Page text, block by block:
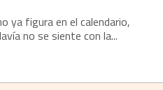
ya figura en el calendario,
no se siente con la...